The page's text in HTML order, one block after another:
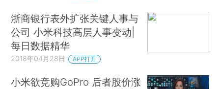
浙商银行表外扩张关键人事与
公司 小米科技高层人事变动|
每日数据精华
2018年04月28日 APP打开
小米欲竞购GoPro 后者股价涨